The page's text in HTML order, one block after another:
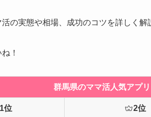
の実態や相場、成功のコツを詳しく解
！
群馬県のママ活人気アプリ
1位 2位